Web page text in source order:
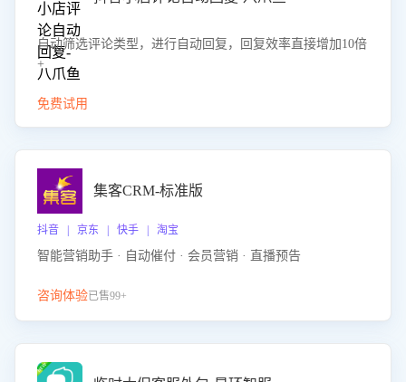
自动筛选评论类型，进行自动回复，回复效率直接增加10倍
+
免费试用
集客CRM-标准版
抖音 | 京东 | 快手 | 淘宝
智能营销助手 · 自动催付 · 会员营销 · 直播预告
咨询体验已售99+